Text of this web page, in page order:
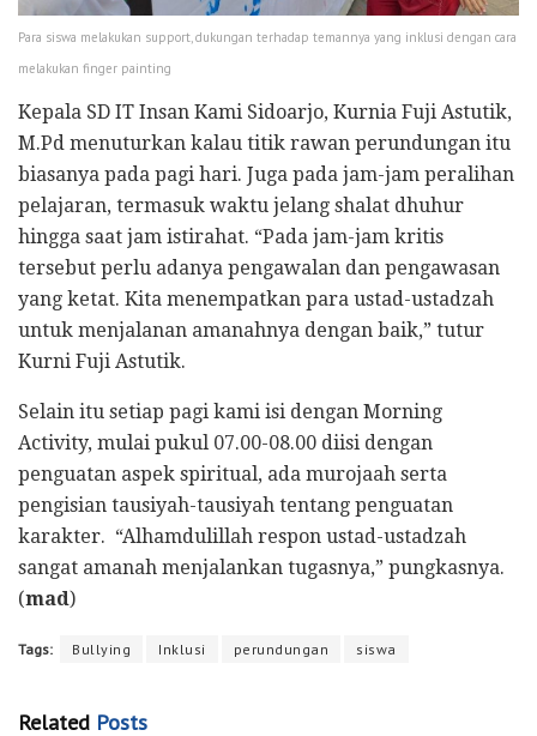
Para siswa melakukan support, dukungan terhadap temannya yang inklusi dengan cara
melakukan finger painting
Kepala SD IT Insan Kami Sidoarjo, Kurnia Fuji Astutik,
M.Pd menuturkan kalau titik rawan perundungan itu
biasanya pada pagi hari. Juga pada jam-jam peralihan
pelajaran, termasuk waktu jelang shalat dhuhur
hingga saat jam istirahat. “Pada jam-jam kritis
tersebut perlu adanya pengawalan dan pengawasan
yang ketat. Kita menempatkan para ustad-ustadzah
untuk menjalanan amanahnya dengan baik,” tutur
Kurni Fuji Astutik.
Selain itu setiap pagi kami isi dengan Morning
Activity, mulai pukul 07.00-08.00 diisi dengan
penguatan aspek spiritual, ada murojaah serta
pengisian tausiyah-tausiyah tentang penguatan
karakter. “Alhamdulillah respon ustad-ustadzah
sangat amanah menjalankan tugasnya,” pungkasnya.
(mad)
Tags: Bullying Inklusi perundungan siswa
Related Posts